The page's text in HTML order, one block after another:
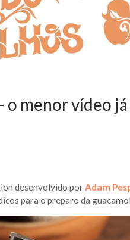
o menor vídeo
desenvolvido por Adam
para o preparo da